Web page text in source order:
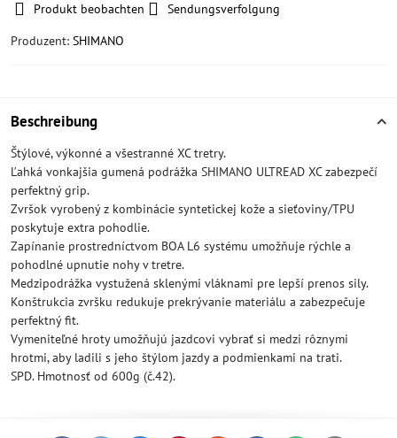
Produkt beobachten
Sendungsverfolgung
Produzent: SHIMANO
Beschreibung
Štýlové, výkonné a všestranné XC tretry.
Ľahká vonkajšia gumená podrážka SHIMANO ULTREAD XC zabezpečí
perfektný grip.
Zvršok vyrobený z kombinácie syntetickej kože a sieťoviny/TPU
poskytuje extra pohodlie.
Zapínanie prostredníctvom BOA L6 systému umožňuje rýchle a
pohodlné upnutie nohy v tretre.
Medzipodrážka vystužená sklenými vláknami pre lepší prenos sily.
Konštrukcia zvršku redukuje prekrývanie materiálu a zabezpečuje
perfektný fit.
Vymeniteľné hroty umožňujú jazdcovi vybrať si medzi rôznymi
hrotmi, aby ladili s jeho štýlom jazdy a podmienkami na trati.
SPD. Hmotnosť od 600g (č.42).